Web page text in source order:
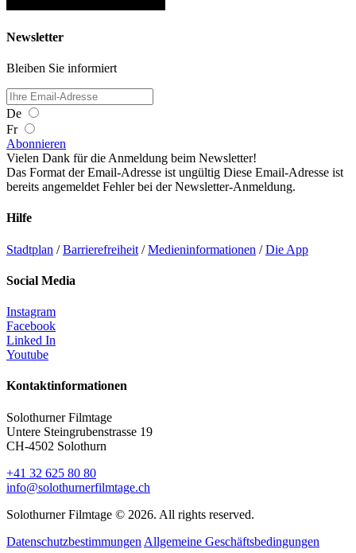
Newsletter
Bleiben Sie informiert
De
Fr
Abonnieren
Vielen Dank für die Anmeldung beim Newsletter!
Das Format der Email-Adresse ist ungültig Diese Email-Adresse ist
bereits angemeldet Fehler bei der Newsletter-Anmeldung.
Hilfe
Stadtplan /Barrierefreiheit /Medieninformationen /Die App
Social Media
Instagram
Facebook
Linked In
Youtube
Kontaktinformationen
Solothurner Filmtage
Untere Steingrubenstrasse 19
CH-4502 Solothurn
+41 32 625 80 80
info@solothurnerfilmtage.ch
Solothurner Filmtage © 2026. All rights reserved.
Datenschutzbestimmungen Allgemeine Geschäftsbedingungen